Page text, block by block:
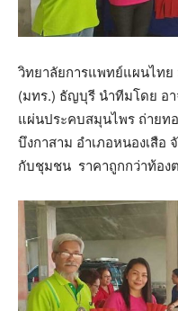
วิทยาลัยการแพทย์แผนไทย
(มทร.) ธัญบุรี นำทีมโดย อ
แผ่นประคบสมุนไพร ถ่ายท
บึงกาสาม อำเภอหนองเสือ
กับชุมชน ราคาถูกกว่าท้อง